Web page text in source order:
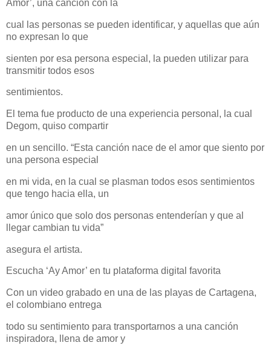
Amor’, una canción con la
cual las personas se pueden identificar, y aquellas que aún
no expresan lo que
sienten por esa persona especial, la pueden utilizar para
transmitir todos esos
sentimientos.
El tema fue producto de una experiencia personal, la cual
Degom, quiso compartir
en un sencillo. “Esta canción nace de el amor que siento por
una persona especial
en mi vida, en la cual se plasman todos esos sentimientos
que tengo hacia ella, un
amor único que solo dos personas entenderían y que al
llegar cambian tu vida”
asegura el artista.
Escucha ‘Ay Amor’ en tu plataforma digital favorita
Con un video grabado en una de las playas de Cartagena,
el colombiano entrega
todo su sentimiento para transportarnos a una canción
inspiradora, llena de amor y